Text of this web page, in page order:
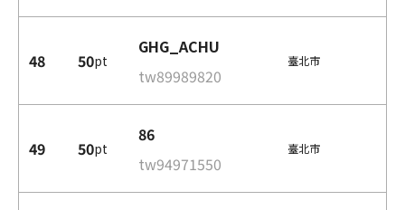
48 50pt
GHG_ACHU
tw89989820
臺北市
49 50pt
86
tw94971550
臺北市